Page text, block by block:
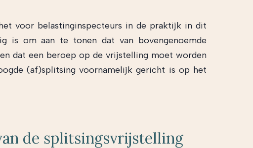
voor belastinginspecteurs in de praktijk in dit
is om aan te tonen dat van bovengenoemde
dat een beroep op de vrijstelling moet worden
(af)splitsing voornamelijk gericht is op het
de splitsingsvrijstelling